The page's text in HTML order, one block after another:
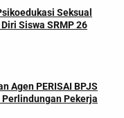
Seksual
Siswa SRMP 26
Agen PERISAI BPJS
Pekerja